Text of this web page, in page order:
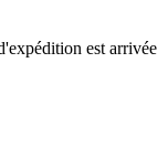
est arrivée